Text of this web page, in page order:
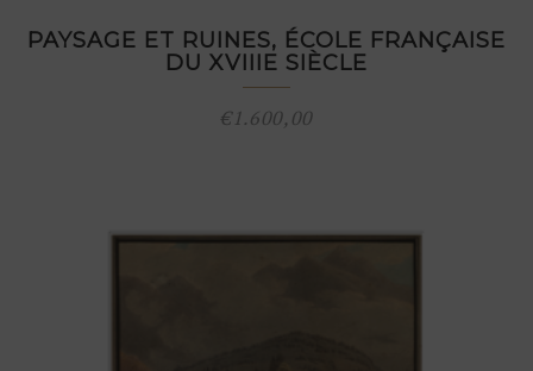
PAYSAGE ET RUINES, ÉCOLE FRANÇAISE
DU XVIIIE SIÈCLE
€1.600,00